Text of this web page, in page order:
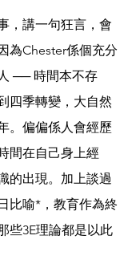
，講一句狂言，會
為Chester係個充分
── 時間本不存
四季轉變，大自然
。偏偏係人會經歷
間在自己身上經
的出現。加上談過
比喻*，教育作為終
些3E理論都是以此